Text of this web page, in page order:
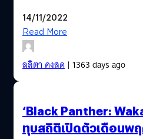
14/11/2022
Read More
ลลิตา คงสด| 1363 days ago
‘Black Panther:
ทุบสถิติเปิดตัวเดือนพ